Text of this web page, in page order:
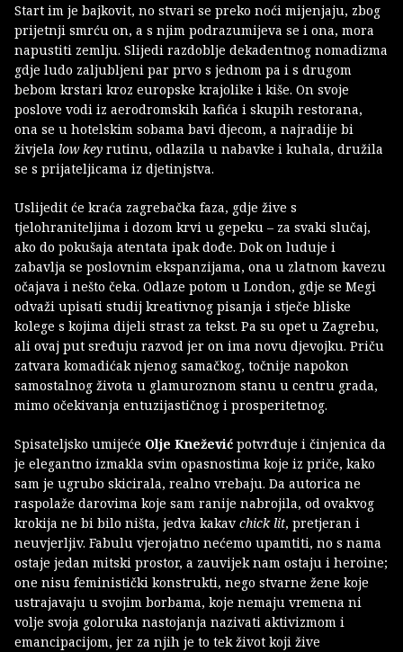
Start im je bajkovit, no stvari se preko noći mijenjaju, zbog
prijetnji smrću on, a s njim podrazumijeva se i ona, mora
napustiti zemlju. Slijedi razdoblje dekadentnog nomadizma
gdje ludo zaljubljeni par prvo s jednom pa i s drugom
bebom krstari kroz europske krajolike i kiše. On svoje
poslove vodi iz aerodromskih kafića i skupih restorana,
ona se u hotelskim sobama bavi djecom, a najradije bi
živjela low key rutinu, odlazila u nabavke i kuhala, družila
se s prijateljicama iz djetinjstva.
Uslijedit će kraća zagrebačka faza, gdje žive s
tjelohraniteljima i dozom krvi u gepeku – za svaki slučaj,
ako do pokušaja atentata ipak dođe. Dok on luduje i
zabavlja se poslovnim ekspanzijama, ona u zlatnom kavezu
očajava i nešto čeka. Odlaze potom u London, gdje se Megi
odvaži upisati studij kreativnog pisanja i stječe bliske
kolege s kojima dijeli strast za tekst. Pa su opet u Zagrebu,
ali ovaj put sređuju razvod jer on ima novu djevojku. Priču
zatvara komadićak njenog samačkog, točnije napokon
samostalnog života u glamuroznom stanu u centru grada,
mimo očekivanja entuzijastičnog i prosperitetnog.
Spisateljsko umijeće Olje Knežević potvrđuje i činjenica da
je elegantno izmakla svim opasnostima koje iz priče, kako
sam je ugrubo skicirala, realno vrebaju. Da autorica ne
raspolaže darovima koje sam ranije nabrojila, od ovakvog
krokija ne bi bilo ništa, jedva kakav chick lit, pretjeran i
neuvjerljiv. Fabulu vjerojatno nećemo upamtiti, no s nama
ostaje jedan mitski prostor, a zauvijek nam ostaju i heroine;
one nisu feministički konstrukti, nego stvarne žene koje
ustrajavaju u svojim borbama, koje nemaju vremena ni
volje svoja goloruka nastojanja nazivati aktivizmom i
emancipacijom, jer za njih je to tek život koji žive